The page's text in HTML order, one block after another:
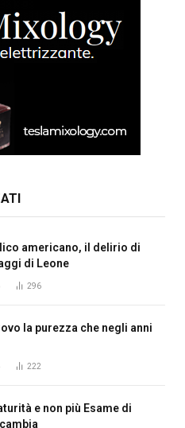
americano, il delirio di
di Leone
296
la purezza che negli anni
222
e non più Esame di